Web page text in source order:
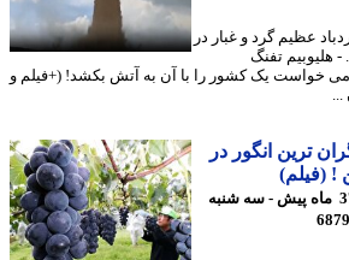
گرد و غبار در
تفنگ
یک کشور را با آن به آتش بکشد! (+فیلم و
انگور در
پیش - سه شنبه